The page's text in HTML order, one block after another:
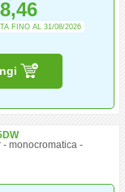
FINO AL 31/08/2026
- monocromatica -